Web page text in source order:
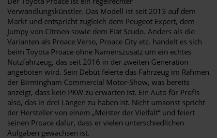
Verwandlungskünstler. Das Modell ist seit 2013 auf dem
Markt und entspricht zugleich dem Peugeot Expert, dem
Jumpy von Citroen sowie dem Fiat Scudo. Anders als die
Varianten als Proace Verso, Proace City etc. handelt es sich
beim Toyota Proace ohne Namenszusatz um ein echtes
Nutzfahrzeug, das seit 2016 in der zweiten Generation
angeboten wird. Sein Debüt feierte das Fahrzeug im Rahmen
der Birmingham Commercial Motor-Show, was bereits
anzeigt, dass kein PKW zu erwarten ist. Ein Auto für Profis
also, das in drei Längen zu haben ist. Nicht umsonst spricht
der Hersteller von einem „Meister der Vielfalt“ und feiert
seinen Proace dafür, dass er vielen unterschiedlichen
Aufgaben gewachsen ist.